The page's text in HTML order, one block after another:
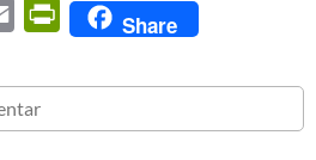
Email PrintFriendly
Share